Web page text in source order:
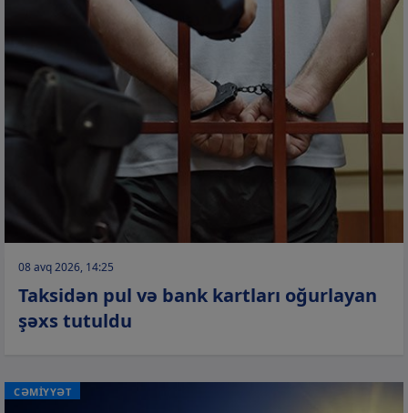
08 avq 2026, 14:25
Taksidən pul və bank kartları oğurlayan
şəxs tutuldu
CƏMİYYƏT